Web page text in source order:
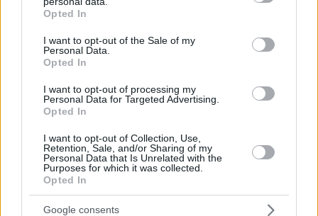
grant or deny consent to Google and its third-party tags to
use your data for below specified purposes in below Google
consent section.
Opted In
I want to opt-out of the Sale of my
Personal Data.
Opted In
I want to opt-out of processing my
Personal Data for Targeted Advertising.
Opted In
I want to opt-out of Collection, Use,
Retention, Sale, and/or Sharing of my
Personal Data that Is Unrelated with the
Purposes for which it was collected.
Opted In
Google consents
ΑΠΑΝΤΗΣΗ
05.01.2023, 18:08
Αυτό είναι το λιγότερο. Σήμερα μπήκα τυχαία στο
Παντού ανήλικα κορίτσια ημίγυμνα να τραγουδάνε
χυδαίους στίχους από τραπ και αλήτες αλλοδαποί να
μιλάνε για μπάφους και νταηλίκια. Εμετός. Απορώ
δεν υπάρχει εισαγγελέας να τους μαζέψει; Οι γονείς
τους τι κάνουν; και μετά απορούμε με αυτά που